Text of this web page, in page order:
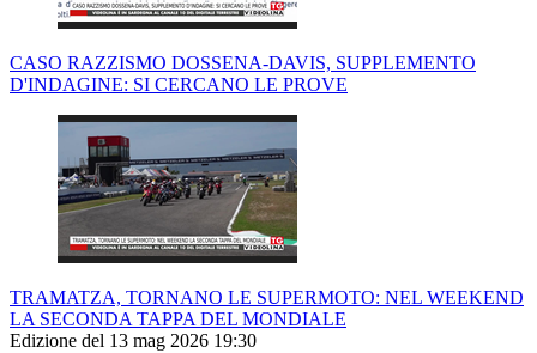
CASO RAZZISMO DOSSENA-DAVIS, SUPPLEMENTO
D'INDAGINE: SI CERCANO LE PROVE
TRAMATZA, TORNANO LE SUPERMOTO: NEL WEEKEND
LA SECONDA TAPPA DEL MONDIALE
Edizione del 13 mag 2026 19:30